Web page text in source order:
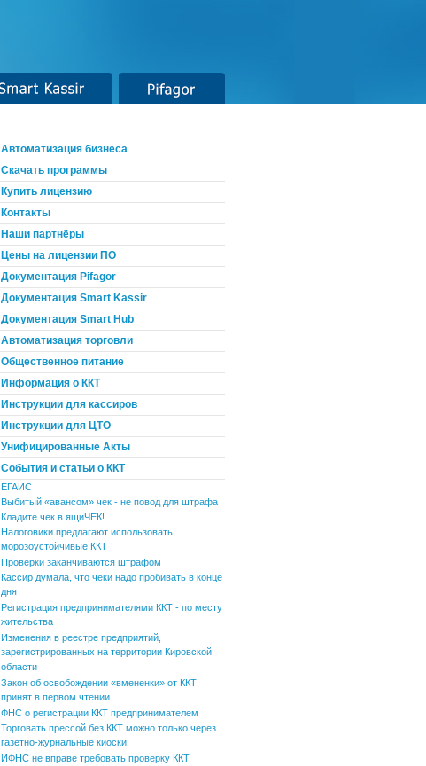
Smart Kassir Pifagor
Автоматизация бизнеса
Скачать программы
Купить лицензию
Контакты
Наши партнёры
Цены на лицензии ПО
Документация Pifagor
Документация Smart Kassir
Документация Smart Hub
Автоматизация торговли
Общественное питание
Информация о ККТ
Инструкции для кассиров
Инструкции для ЦТО
Унифицированные Акты
События и статьи о ККТ
ЕГАИС
Выбитый «авансом» чек - не повод для штрафа
Кладите чек в ящиЧЕК!
Налоговики предлагают использовать
морозоустойчивые ККТ
Проверки заканчиваются штрафом
Кассир думала, что чеки надо пробивать в конце
дня
Регистрация предпринимателями ККТ - по месту
жительства
Изменения в реестре предприятий,
зарегистрированных на территории Кировской
области
Закон об освобождении «вмененки» от ККТ
принят в первом чтении
ФНС о регистрации ККТ предпринимателем
Торговать прессой без ККТ можно только через
газетно-журнальные киоски
ИФНС не вправе требовать проверку ККТ